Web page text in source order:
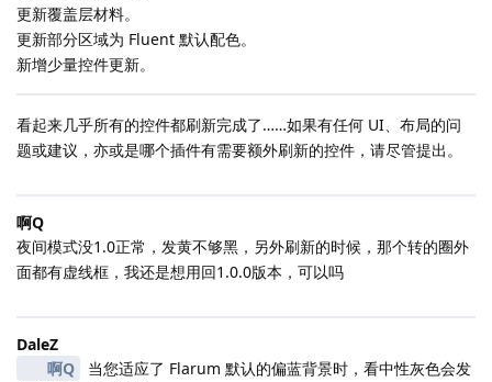
更新覆盖层材料。
更新部分区域为 Fluent 默认配色。
新增少量控件更新。
看起来几乎所有的控件都刷新完成了……如果有任何 UI、布局的问
题或建议，亦或是哪个插件有需要额外刷新的控件，请尽管提出。
啊Q
夜间模式没1.0正常，发黄不够黑，另外刷新的时候，那个转的圈外
面都有虚线框，我还是想用回1.0.0版本，可以吗
DaleZ
啊Q
当您适应了 Flarum 默认的偏蓝背景时，看中性灰色会发